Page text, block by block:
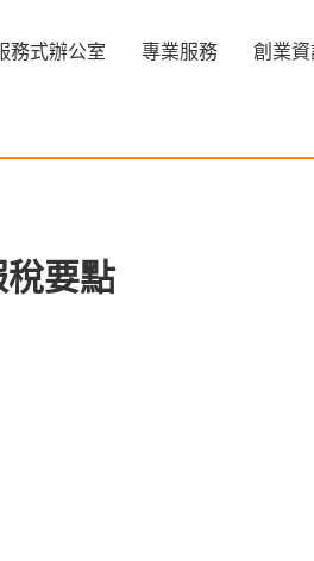
務式辦公室 專業服務 創業
要點